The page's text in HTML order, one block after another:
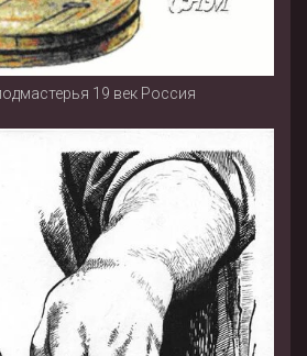
19 век Россия